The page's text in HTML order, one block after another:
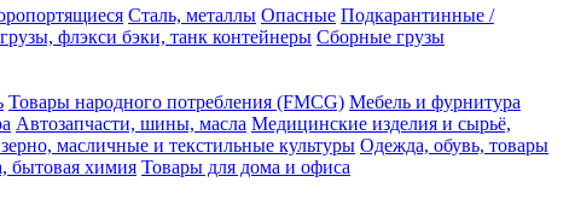
Сталь, металлы Опасные Подкарантинные /
флэкси бэки, танк контейнеры Сборные грузы
Товары народного потребления (FMCG) Мебель и фурнитура
Автозапчасти, шины, масла Медицинские изделия и сырьё,
масличные и текстильные культуры Одежда, обувь, товары
бытовая химия Товары для дома и офиса